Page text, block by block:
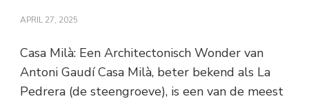
APRIL 27, 2025
Casa Milà: Een Architectonisch Wonder van
Antoni Gaudí Casa Milà, beter bekend als La
Pedrera (de steengroeve), is een van de meest